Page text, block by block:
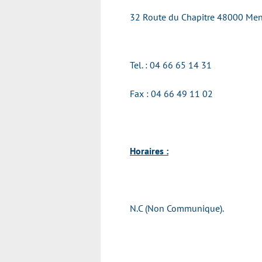
32 Route du Chapitre 48000
Tel. : 04 66 65 14 31
Fax : 04 66 49 11 02
Horaires :
N.C (Non Communique).